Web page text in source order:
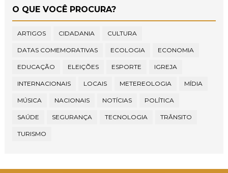
O QUE VOCÊ PROCURA?
ARTIGOS CIDADANIA CULTURA
DATAS COMEMORATIVAS ECOLOGIA ECONOMIA
EDUCAÇÃO ELEIÇÕES ESPORTE IGREJA
INTERNACIONAIS LOCAIS METEREOLOGIA MÍDIA
MÚSICA NACIONAIS NOTÍCIAS POLÍTICA
SAÚDE SEGURANÇA TECNOLOGIA TRÂNSITO
TURISMO